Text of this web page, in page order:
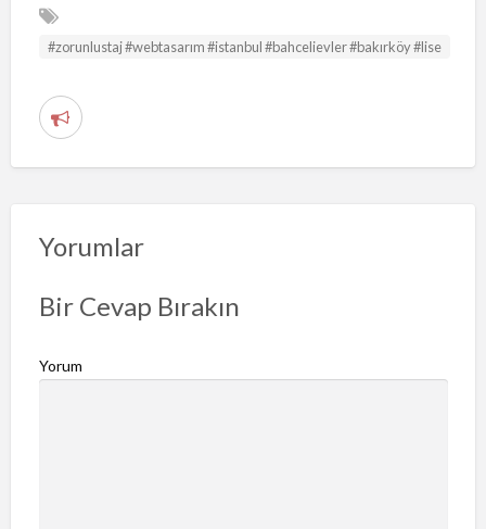
#zorunlustaj #webtasarım #istanbul #bahcelievler #bakırköy #lise
S
n
i
l
i
Yorumlar
Bir Cevap Bırakın
Yorum